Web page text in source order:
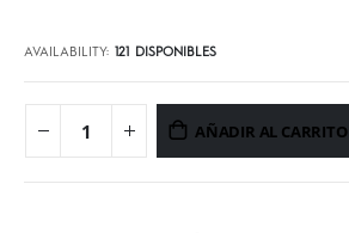
AVAILABILITY: 121 DISPONIBLES
AÑADIR AL CARRITO